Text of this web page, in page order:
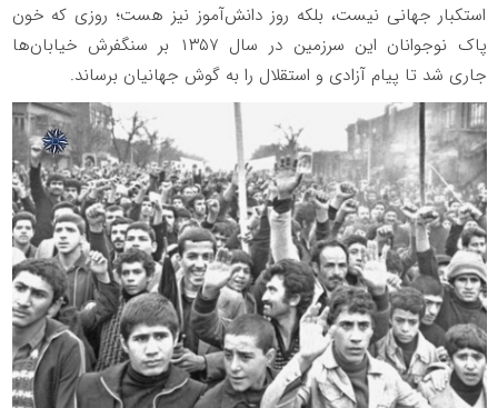
استکبار جهانی نیست، بلکه روز دانش‌آموز نیز هست؛ روزی که خون
پاک نوجوانان این سرزمین در سال ۱۳۵۷ بر سنگفرش خیابان‌ها
جاری شد تا پیام آزادی و استقلال را به گوش جهانیان برساند.